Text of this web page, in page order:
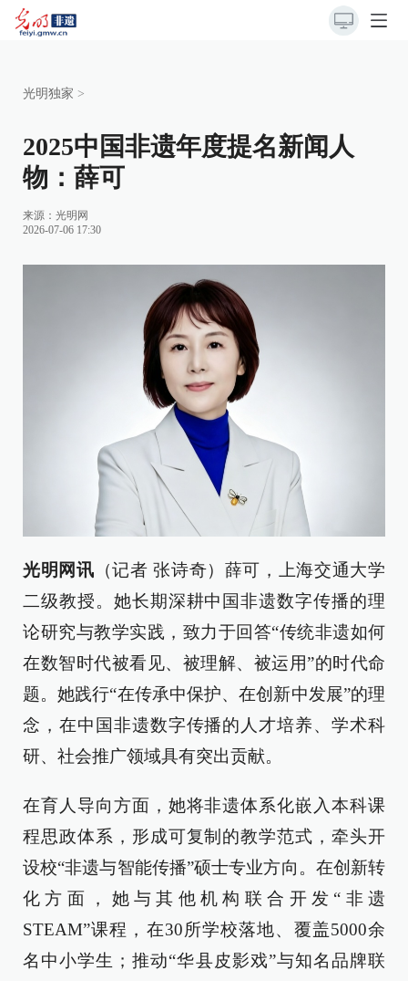
光明独家 >
2025中国非遗年度提名新闻人
物：薛可
来源： 光明网
2026-07-06 17:30
光明网讯 （记者 张诗奇）薛可，上海交通大学
二级教授。她长期深耕中国非遗数字传播的理
论研究与教学实践，致力于回答“传统非遗如何
在数智时代被看见、被理解、被运用”的时代命
题。她践行“在传承中保护、在创新中发展”的理
念，在中国非遗数字传播的人才培养、学术科
研、社会推广领域具有突出贡献。
在育人导向方面，她将非遗体系化嵌入本科课
程思政体系，形成可复制的教学范式，牵头开
设校“非遗与智能传播”硕士专业方向。在创新转
化方面，她与其他机构联合开发“非遗
STEAM”课程，在30所学校落地、覆盖5000余
名中小学生；推动“华县皮影戏”与知名品牌联